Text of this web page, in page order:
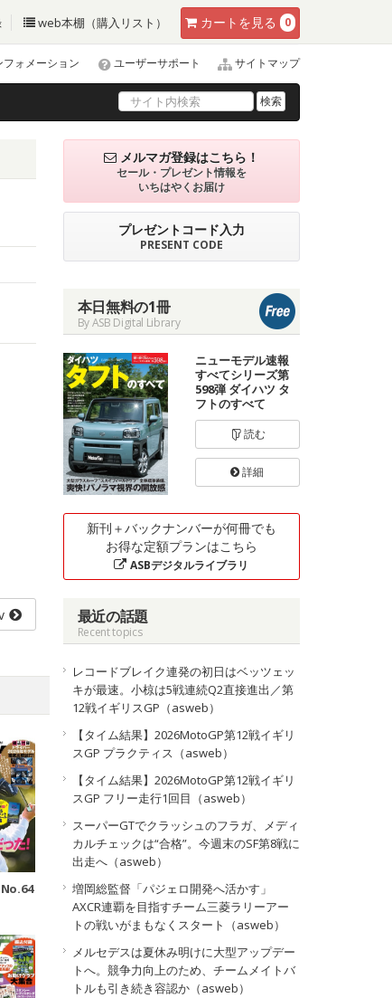
カート を見る 0
web本棚（購入リスト）
フォメーション ユーザーサポート サイトマップ
検索
メルマガ登録はこちら！
セール・プレゼント情報を
いちはやくお届け
プレゼントコード入力
PRESENT CODE
本日無料の1冊
By ASB Digital Library
ニューモデル速報
すべてシリーズ第
598弾 ダイハツ タ
フトのすべて
読む
詳細
新刊＋バックナンバーが何冊でも
お得な定額プランはこちら
ASBデジタルライブラリ
最近の話題
Recent topics
レコードブレイク連発の初日はベッツェッ
キが最速。小椋は5戦連続Q2直接進出／第
12戦イギリスGP（asweb）
【タイム結果】2026MotoGP第12戦イギリ
スGP プラクティス（asweb）
【タイム結果】2026MotoGP第12戦イギリ
スGP フリー走行1回目（asweb）
スーパーGTでクラッシュのフラガ、メディ
カルチェックは“合格”。今週末のSF第8戦に
出走へ（asweb）
増岡総監督「パジェロ開発へ活かす」
AXCR連覇を目指すチーム三菱ラリーアー
トの戦いがまもなくスタート（asweb）
メルセデスは夏休み明けに大型アップデー
トへ。競争力向上のため、チームメイトバ
トルも引き続き容認か（asweb）